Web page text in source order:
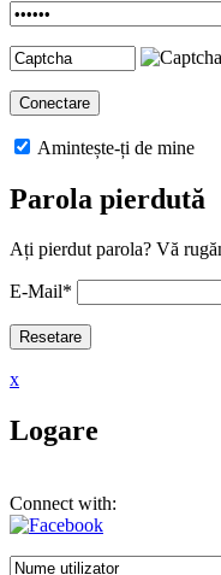
Amintește-ți de mine
Parola pierdută
Ați pierdut parola? Vă
E-Mail*
x
Logare
Connect with: